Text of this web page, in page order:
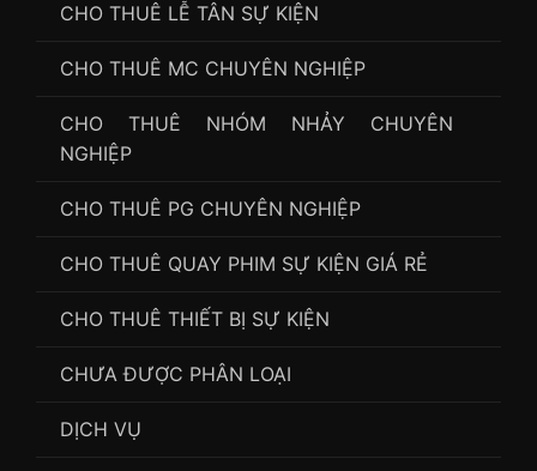
CHO THUÊ LỄ TÂN SỰ KIỆN
CHO THUÊ MC CHUYÊN NGHIỆP
CHO THUÊ NHÓM NHẢY CHUYÊN
NGHIỆP
CHO THUÊ PG CHUYÊN NGHIỆP
CHO THUÊ QUAY PHIM SỰ KIỆN GIÁ RẺ
CHO THUÊ THIẾT BỊ SỰ KIỆN
CHƯA ĐƯỢC PHÂN LOẠI
DỊCH VỤ